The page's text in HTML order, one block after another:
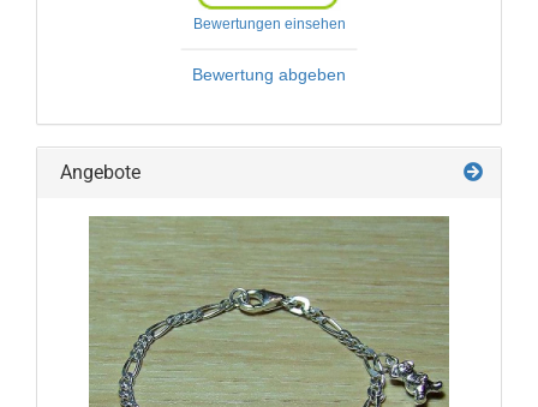
Bewertungen einsehen
Bewertung abgeben
Angebote